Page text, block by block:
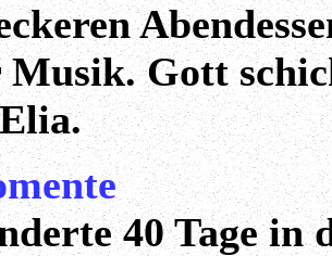
Musik. Gott
40 Tage in